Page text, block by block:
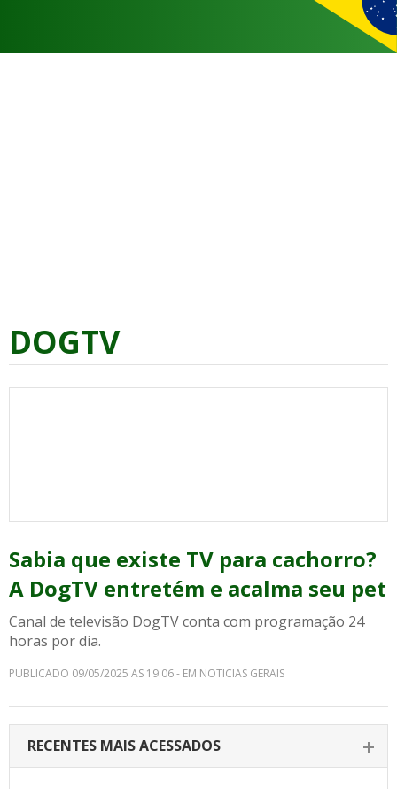
DOGTV
Sabia que existe TV para cachorro?
A DogTV entretém e acalma seu pet
Canal de televisão DogTV conta com programação 24
horas por dia.
PUBLICADO 09/05/2025 AS 19:06 - EM NOTICIAS GERAIS
RECENTES MAIS ACESSADOS